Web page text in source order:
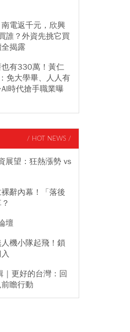
電返千元，欣興
誰？外資先挑它買
揭露
有330萬！黃仁
免大學畢、人人有
時代搶手職業曝
/ HOT NEWS /
展望：狂熱漲勢 vs
辭內幕！「落後
壇
機小隊起飛！鎖
更好的台灣：回
瞻行動